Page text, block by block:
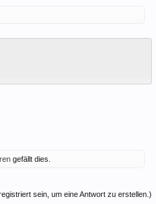
gefällt dies.
sein, um eine Antwort zu erstellen.)